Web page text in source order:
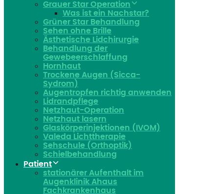
Grauer Star Operation
Was ist ein Nachstar?
Grüner Star Behandlung
Sehen ohne Brille
Ästhetische Lidchirurgie
Behandlung der
Gewebeerschlaffung
Hornhaut
Trockene Augen (Sicca-
Sydrom)
Augentropfen richtig anwenden
Lidrandpflege
Netzhaut-Operation
Netzhaut lasern
Glaskörperinjektionen (IVOM)
Valeda Lichttherapie
Sehschule (Orthoptik)
Schielbehandlung
Patient
stationärer Aufenthalt im
Augenklinik Ahaus
Fachkrankenhaus